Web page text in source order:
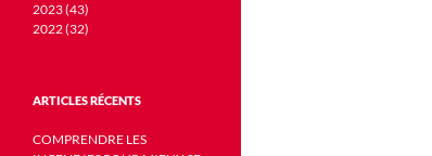
2023 (43)
2022 (32)
ARTICLES RÉCENTS
COMPRENDRE LES